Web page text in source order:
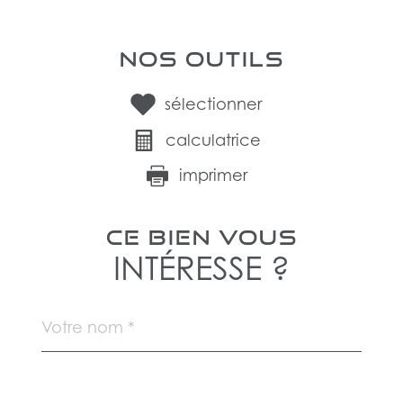
NOS OUTILS
sélectionner
calculatrice
imprimer
CE BIEN VOUS
INTÉRESSE ?
par
*